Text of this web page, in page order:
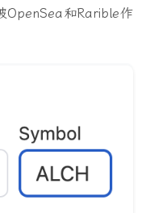
OpenSea和Rarible作